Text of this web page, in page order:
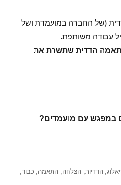
(של החברה במועמדת ושל
עבודה משותפת.
הדדית שתשרת את
במפגש עם מועמדים?
,הדדיות,הצלחה,התאמה, כבוד,